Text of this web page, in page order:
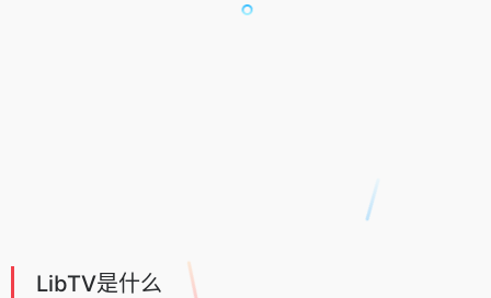
LibTV是什么